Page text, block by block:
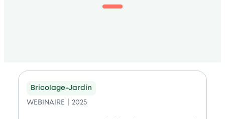
Bricolage-Jardin
WEBINAIRE 2025